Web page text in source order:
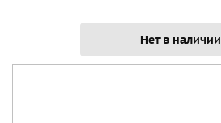
Нет в наличии